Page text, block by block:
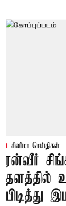
சினிமா செய்திகள்
ரன்வீர்
தளத்தில்
பிடித்து